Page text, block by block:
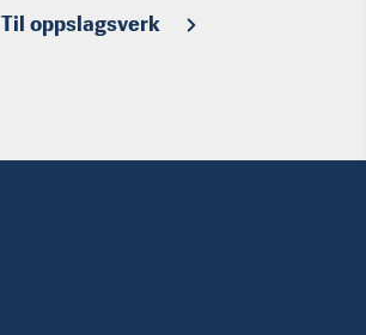
Til oppslagsverk